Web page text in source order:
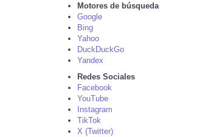
Motores de búsqueda
Google
Bing
Yahoo
DuckDuckGo
Yandex
Redes Sociales
Facebook
YouTube
Instagram
TikTok
X (Twitter)